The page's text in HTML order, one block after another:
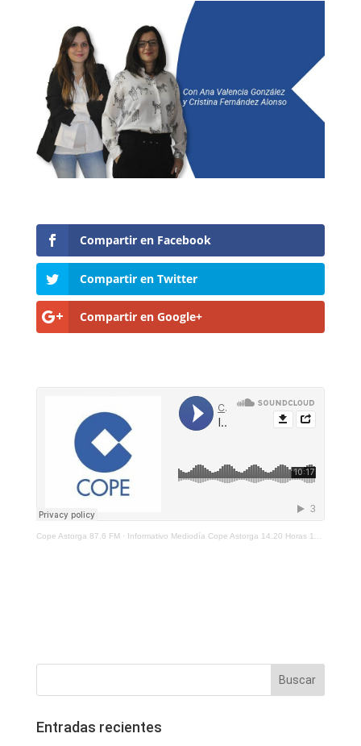
Compartir en Facebook
Compartir en Twitter
Compartir en Google+
Cope Astorga 87.6 FM· Informativo Mediodía Cope Astorga 14.20 Horas 11 De Febrero 2022
Entradas recientes